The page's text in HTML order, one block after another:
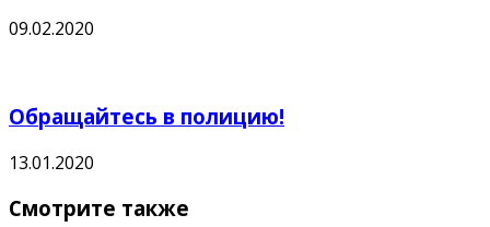
09.02.2020
Обращайтесь в полицию!
13.01.2020
Смотрите также